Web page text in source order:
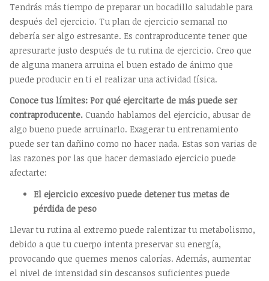
Tendrás más tiempo de preparar un bocadillo saludable para
después del ejercicio. Tu plan de ejercicio semanal no
debería ser algo estresante. Es contraproducente tener que
apresurarte justo después de tu rutina de ejercicio. Creo que
de alguna manera arruina el buen estado de ánimo que
puede producir en ti el realizar una actividad física.
Conoce tus límites: Por qué ejercitarte de más puede ser
contraproducente. Cuando hablamos del ejercicio, abusar de
algo bueno puede arruinarlo. Exagerar tu entrenamiento
puede ser tan dañino como no hacer nada. Estas son varias de
las razones por las que hacer demasiado ejercicio puede
afectarte:
El ejercicio excesivo puede detener tus metas de
pérdida de peso
Llevar tu rutina al extremo puede ralentizar tu metabolismo,
debido a que tu cuerpo intenta preservar su energía,
provocando que quemes menos calorías. Además, aumentar
el nivel de intensidad sin descansos suficientes puede